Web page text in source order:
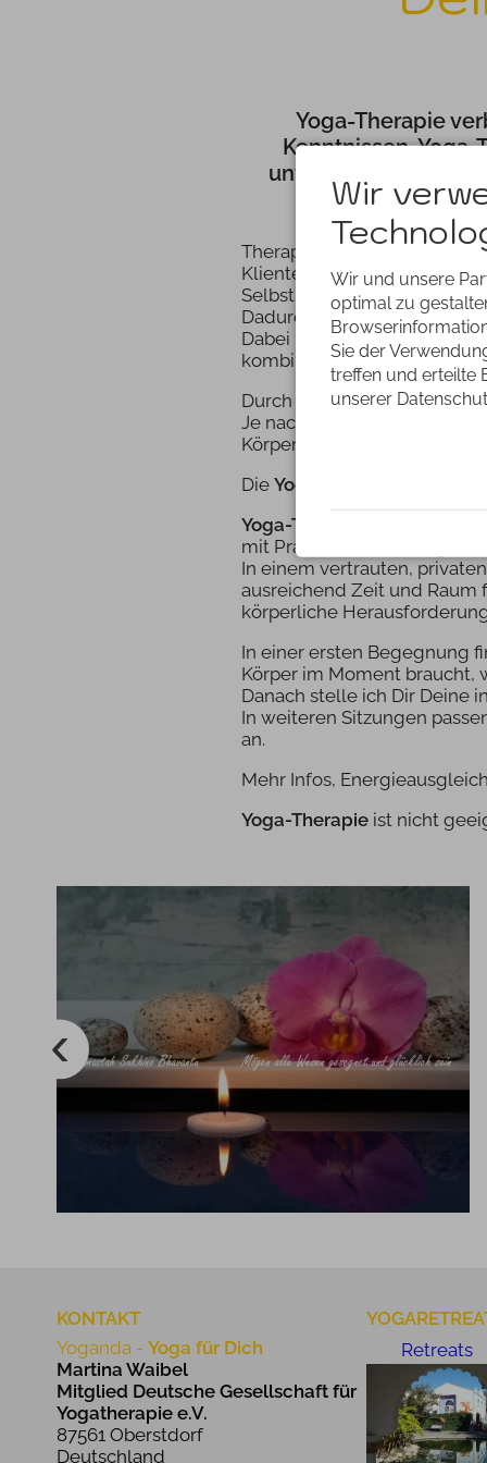
Yoga-Therapie
Kenntnissen.
unterstützt, Dein
Therapie steht
Klienten ein. Das
Selbstheilungskräfte
Dadurch erzielst Du
Dabei ist
Yoga-Therapie
kombinierbar.Yoga-Therapie
Durch eine regelmäßige
Je nach Beschwerdegrad
Körper- und Atemübungen
Die Yoga-Therapie
Yoga-Therapie
mit Prana (Lebensenergie)
In einem vertrauten,
ausreichend Zeit und Raum
körperliche
In einer ersten Begegnung
Körper im Moment braucht,
Danach stelle ich Dir Deine
In weiteren Sitzungen
an.
Mehr Infos,
Yoga-Therapie ist nicht
KONTAKT
Yoganda - Yoga für Dich
Martina Waibel
Mitglied Deutsche Gesellschaft für
Yogatherapie e.V.
87561 Oberstdorf
Deutschland
Retreats
Wir
Wir und unsere
optimal zu
Sie der
treffen und erteilte
unserer